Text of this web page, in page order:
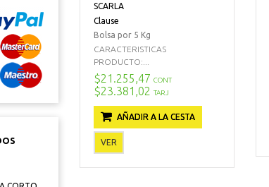
SCARLA
Clause
Bolsa por 5 Kg
CARACTERISTICAS
PRODUCTO:...
$21.255,47 CONT
$23.381,02 TARJ
AÑADIR A LA CESTA
VER